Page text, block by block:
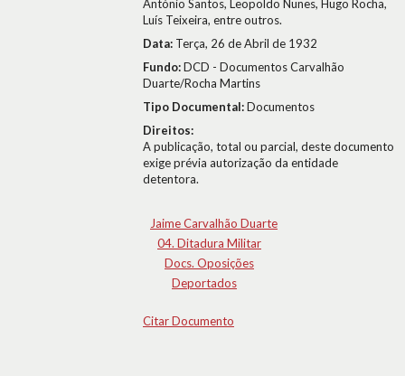
António Santos, Leopoldo Nunes, Hugo Rocha,
Luís Teixeira, entre outros.
Data: Terça, 26 de Abril de 1932
Fundo:DCD - Documentos Carvalhão
Duarte/Rocha Martins
Tipo Documental:Documentos
Direitos:
A publicação, total ou parcial, deste documento
exige prévia autorização da entidade
detentora.
Jaime Carvalhão Duarte
04. Ditadura Militar
Docs. Oposições
Deportados
Citar Documento